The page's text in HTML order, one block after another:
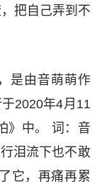
把自己弄到不
是由音萌萌作
2020年4月11
》中。 词：音
泪流下也不敢
它，再痛再累